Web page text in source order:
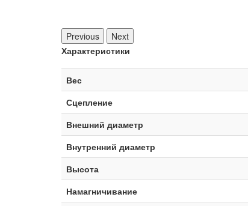
Previous Next
Характеристики
Вес
Сцепление
Внешний диаметр
Внутренний диаметр
Высота
Намагничивание